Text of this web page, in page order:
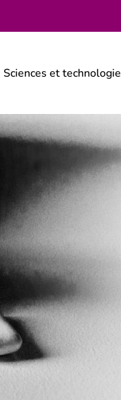
Sciences et technologie